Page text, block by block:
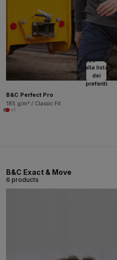
Aggiungi
alla lista
dei
preferiti
B&C Perfect Pro
185 g/m² / Classic Fit
+1
B&C Exact & Move
6 products